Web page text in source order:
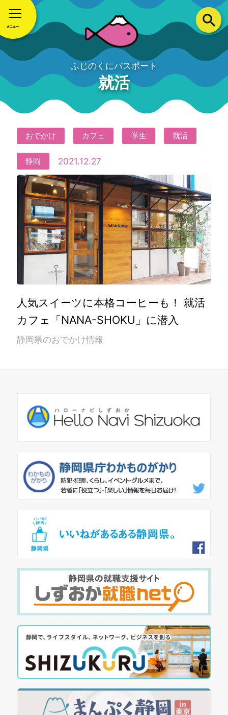
ふじのくにパスポート
就活
おでかけ カフェ 学生 就活
静岡 2021.12.27
人気スイーツに本格コーヒーも！ 就活
カフェ「NANA-SHOKU」に潜入
静岡県のおでかけ情報